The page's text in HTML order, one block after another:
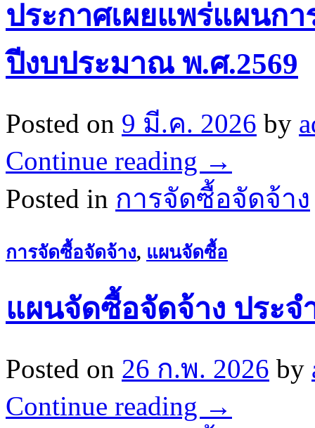
ประกาศเผยแพร่แผนก
ปีงบประมาณ พ.ศ.2569
Posted on 9 มี.ค. 2026 by
Continue reading →
Posted in การจัดซื้อจัดจ้าง
การจัดซื้อจัดจ้าง, แผนจัดซื้อ
แผนจัดซื้อจัดจ้าง ประจ
Posted on 26 ก.พ. 2026 by
Continue reading →